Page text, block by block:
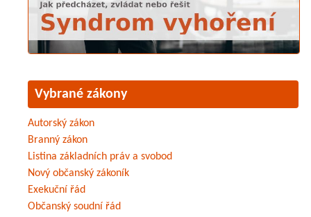
Vybrané zákony
Autorský zákon
Branný zákon
Listina základních práv a svobod
Nový občanský zákoník
Exekuční řád
Občanský soudní řád